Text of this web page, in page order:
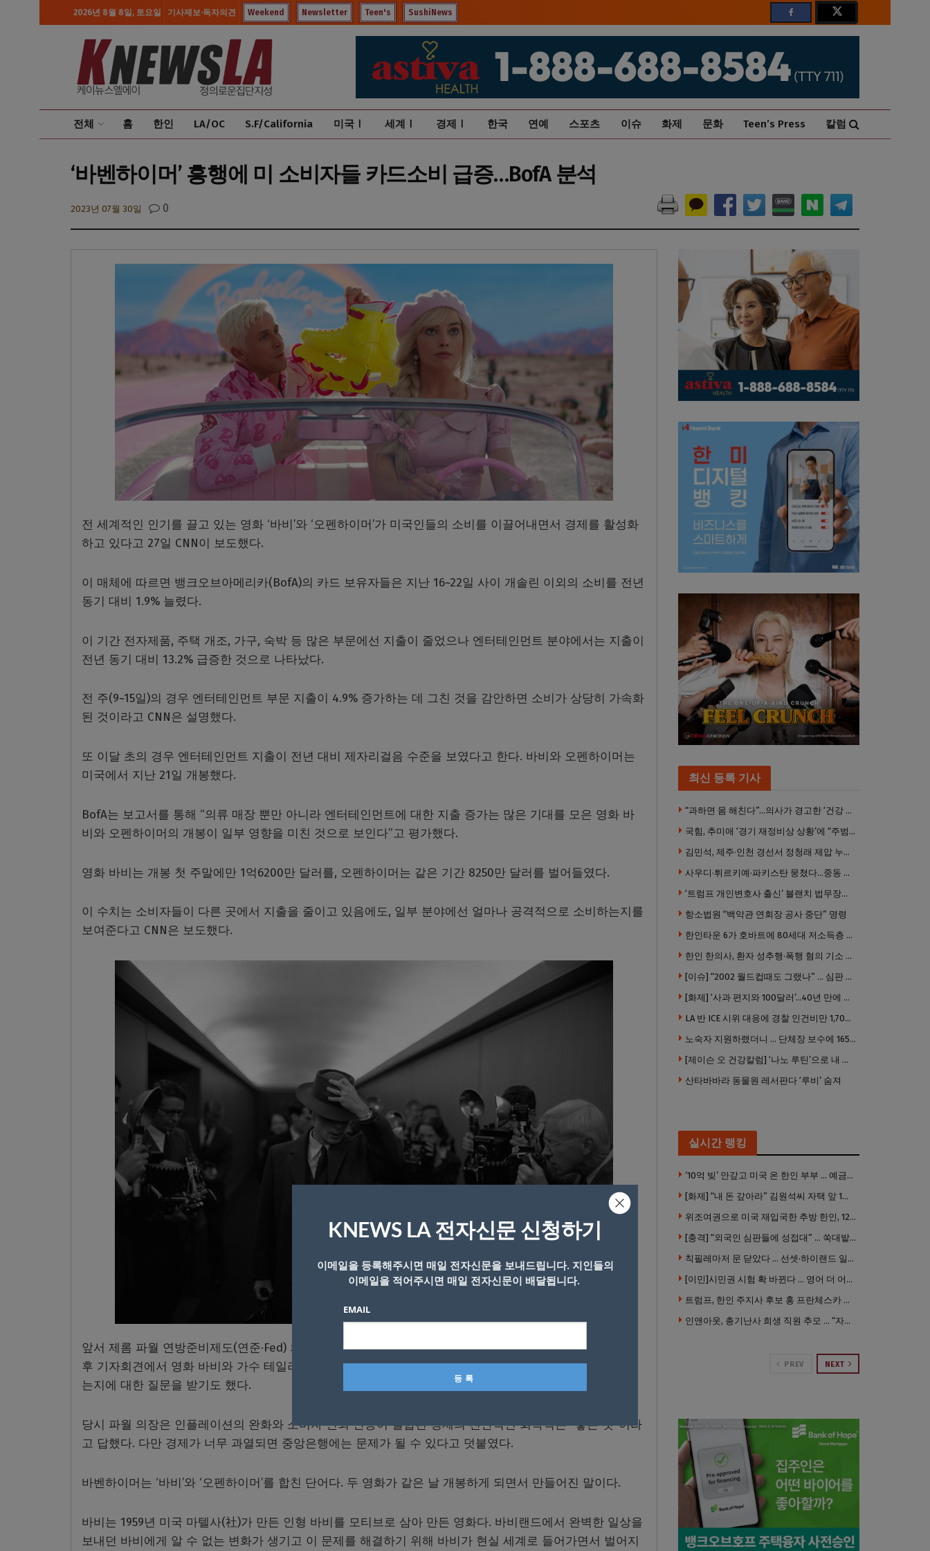
2026년 8월 8일, 토요일 기사제보·독자의견 Weekend Newsletter Teen's SushiNews
전체 홈 한인 LA/OC S.F/California 미국Ⅰ 세계Ⅰ 경제Ⅰ 한국 연예 스포츠 이슈 화제 문화 Teen’s Press 칼럼
‘바벤하이머’ 흥행에 미 소비자들 카드소비 급증…BofA 분석
2023년 07월 30일 0
전 세계적인 인기를 끌고 있는 영화 ‘바비’와 ‘오펜하이머’가 미국인들의 소비를 이끌어내면서 경제를 활성화
하고 있다고 27일 CNN이 보도했다.
이 매체에 따르면 뱅크오브아메리카(BofA)의 카드 보유자들은 지난 16~22일 사이 개솔린 이외의 소비를 전년
동기 대비 1.9% 늘렸다.
이 기간 전자제품, 주택 개조, 가구, 숙박 등 많은 부문에선 지출이 줄었으나 엔터테인먼트 분야에서는 지출이
전년 동기 대비 13.2% 급증한 것으로 나타났다.
전 주(9~15일)의 경우 엔터테인먼트 부문 지출이 4.9% 증가하는 데 그친 것을 감안하면 소비가 상당히 가속화
된 것이라고 CNN은 설명했다.
또 이달 초의 경우 엔터테인먼트 지출이 전년 대비 제자리걸음 수준을 보였다고 한다. 바비와 오펜하이머는
미국에서 지난 21일 개봉했다.
BofA는 보고서를 통해 “의류 매장 뿐만 아니라 엔터테인먼트에 대한 지출 증가는 많은 기대를 모은 영화 바
비와 오펜하이머의 개봉이 일부 영향을 미친 것으로 보인다”고 평가했다.
영화 바비는 개봉 첫 주말에만 1억6200만 달러를, 오펜하이머는 같은 기간 8250만 달러를 벌어들였다.
이 수치는 소비자들이 다른 곳에서 지출을 줄이고 있음에도, 일부 분야에선 얼마나 공격적으로 소비하는지를
보여준다고 CNN은 보도했다.
앞서 제롬 파월 연방준비제도(연준·Fed) 의장은 지난 26일 연방공개시장위원회(FOMC)의 금리 인상 발표 이
후 기자회견에서 영화 바비와 가수 테일러 스위프트의 콘서트에 대한 수요가 경제에 어떤 영향을 미치고 있
는지에 대한 질문을 받기도 했다.
당시 파월 의장은 인플레이션의 완화와 소비자 신뢰 반등이 결합된 경제의 전반적인 회복력은 “좋은 것”이라
고 답했다. 다만 경제가 너무 과열되면 중앙은행에는 문제가 될 수 있다고 덧붙였다.
바벤하이머는 ‘바비’와 ‘오펜하이머’를 합친 단어다. 두 영화가 같은 날 개봉하게 되면서 만들어진 말이다.
바비는 1959년 미국 마텔사(社)가 만든 인형 바비를 모티브로 삼아 만든 영화다. 바비랜드에서 완벽한 일상을
보내던 바비에게 알 수 없는 변화가 생기고 이 문제를 해결하기 위해 바비가 현실 세계로 들어가면서 벌어지
최신 등록 기사
“과하면 몸 해친다”…의사가 경고한 ‘건강 습관’ 5가지
국힘, 추미애 ‘경기 재정비상 상황’에 “주범은 이재명 전 지사”
김민석, 제주·인천 경선서 정청래 제압 누적 1위 탈환
사우디·튀르키예·파키스탄 뭉쳤다…중동 새 안보축 부상하나
‘트럼프 개인변호사 출신’ 블랜치 법무장관 인준…상원 50대49 가결
항소법원 “백악관 연회장 공사 중단” 명령
한인타운 6가 호바트에 80세대 저소득층 아파트 준공
한인 한의사, 환자 성추행·폭행 혐의 기소 … 면허 긴급정지
[이슈] “2002 월드컵때도 그랬나” … 심판 성접대 의혹 해외로 일파만파, 4강 신화까지 불똥
[화제] ‘사과 편지와 100달러’…40년 만에 훔친 책 돌려준 절도범
LA 반 ICE 시위 대응에 경찰 인건비만 1,700만 달러 썼다.
노숙자 지원하랬더니 … 단체장 보수에 165만 달러 ‘펑펑’
[제이슨 오 건강칼럼] ‘나노 루틴’으로 내 몸 기적 만들기
산타바바라 동물원 레서판다 ‘루비’ 숨져
실시간 랭킹
’10억 빚’ 안갚고 미국 온 한인 부부 … 예금보험공사, 미국서 소송
[화제] “내 돈 갚아라” 김원석씨 자택 앞 1인 광대 시위 … 한인 투자사, “108만 달러 못받아”
위조여권으로 미국 재입국한 추방 한인, 120만 달러 은행 사기 행각
[충격] “외국인 심판들에 성접대” … 쑥대밭된 축협 어디까지 추락하나
칙필레마저 문 닫았다 … 선셋·하이랜드 일대 ‘황량한 거리’로
[이민]시민권 시험 확 바뀐다 … 영어 더 어렵게, 민간시험 도입 추진
트럼프, 한인 주지사 후보 홍 프란체스카 정조준 … “미치광이다”
인앤아웃, 총기난사 희생 직원 추모 … “자신의 매장 운영이 꿈이었다”
PREV NEXT
KNEWS LA 전자신문 신청하기
이메일을 등록해주시면 매일 전자신문을 보내드립니다. 지인들의
이메일을 적어주시면 매일 전자신문이 배달됩니다.
EMAIL